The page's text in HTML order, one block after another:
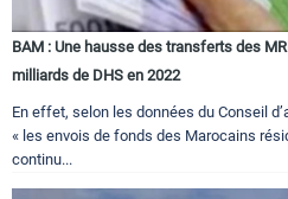
BAM : Une hausse des transferts des
milliards de DHS en 2022
En effet, selon les données du Conseil
« les envois de fonds des Marocains
continu...